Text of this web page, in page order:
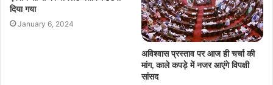
दिया गया
January 6, 2024
अविश्वास प्रस्ताव पर आज ही चर्चा की
मांग, काले कपड़े में नजर आएंगे विपक्षी
सांसद